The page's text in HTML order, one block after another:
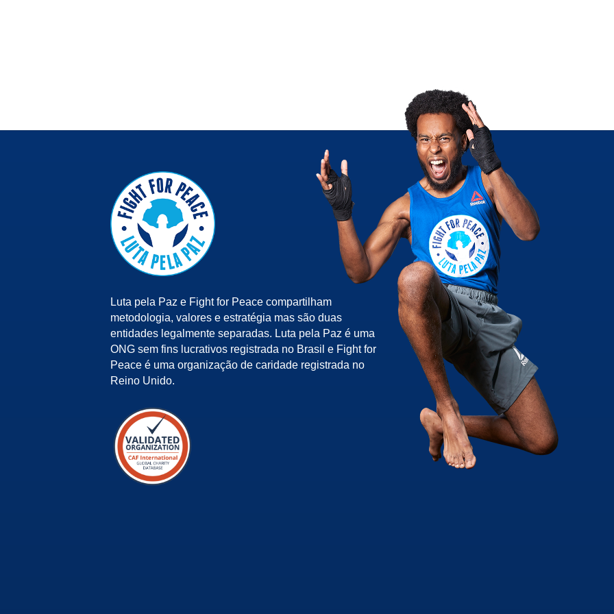
Luta pela Paz e Fight for Peace compartilham
metodologia, valores e estratégia mas são duas
entidades legalmente separadas. Luta pela Paz é uma
ONG sem fins lucrativos registrada no Brasil e Fight for
Peace é uma organização de caridade registrada no
Reino Unido.